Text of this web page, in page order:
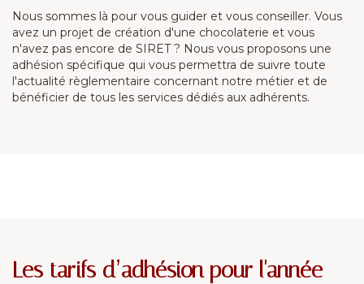
Nous sommes là pour vous guider et vous conseiller. Vous
avez un projet de création d'une chocolaterie et vous
n'avez pas encore de SIRET ? Nous vous proposons une
adhésion spécifique qui vous permettra de suivre toute
l'actualité règlementaire concernant notre métier et de
bénéficier de tous les services dédiés aux adhérents.
Les tarifs d’adhésion pour l'année